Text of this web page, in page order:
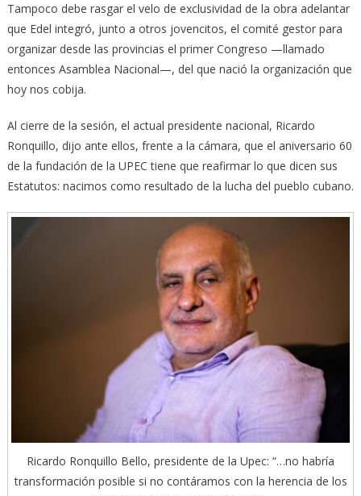
Tampoco debe rasgar el velo de exclusividad de la obra adelantar
que Edel integró, junto a otros jovencitos, el comité gestor para
organizar desde las provincias el primer Congreso —llamado
entonces Asamblea Nacional—, del que nació la organización que
hoy nos cobija.
Al cierre de la sesión, el actual presidente nacional, Ricardo
Ronquillo, dijo ante ellos, frente a la cámara, que el aniversario 60
de la fundación de la UPEC tiene que reafirmar lo que dicen sus
Estatutos: nacimos como resultado de la lucha del pueblo cubano.
Ricardo Ronquillo Bello, presidente de la Upec: “…no habría
transformación posible si no contáramos con la herencia de los